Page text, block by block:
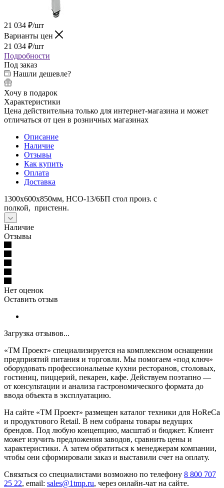
21 034 ₽/шт
Варианты цен
21 034 ₽/шт
Подробности
Под заказ
Нашли дешевле?
Хочу в подарок
Характеристики
Цена действительна только для интернет-магазина и может
отличаться от цен в розничных магазинах
Описание
Наличие
Отзывы
Как купить
Оплата
Доставка
1300х600х850мм, НСО-13/6БП стол произ. с
полкой, пристенн.
Наличие
Отзывы
Нет оценок
Оставить отзыв
Загрузка отзывов...
«ТМ Проект» специализируется на комплексном оснащении
предприятий питания и торговли. Мы помогаем «под ключ»
оборудовать профессиональные кухни ресторанов, столовых,
гостиниц, пиццерий, пекарен, кафе. Действуем поэтапно —
от консультации и анализа гастрономического формата до
ввода объекта в эксплуатацию.
На сайте «ТМ Проект» размещен каталог техники для HoReCa
и продуктового Retail. В нем собраны товары ведущих
брендов. Под любую концепцию, масштаб и бюджет. Клиент
может изучить предложения заводов, сравнить цены и
характеристики. А затем обратиться к менеджерам компании,
чтобы они сформировали заказ и выставили счет на оплату.
Связаться со специалистами возможно по телефону 8 800 707
25 22, email: sales@1tmp.ru, через онлайн-чат на сайте.